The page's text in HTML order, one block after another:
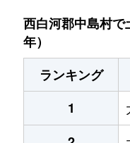
西白河郡中島村
年）
ランキング
1